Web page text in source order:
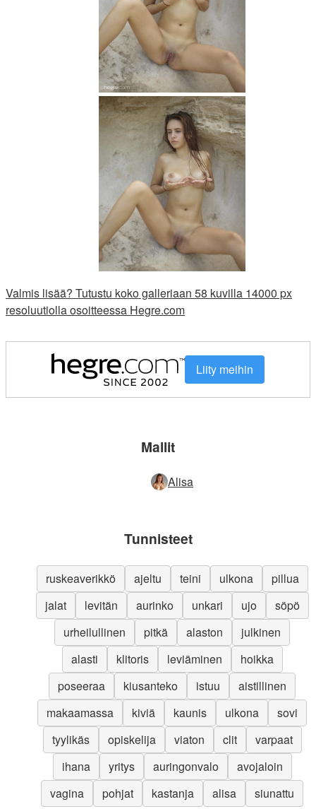
Valmis lisää? Tutustu koko galleriaan 58 kuvilla 14000 px
resoluutiolla osoitteessa Hegre.com
Liity meihin
Mallit
Alisa
Tunnisteet
ruskeaverikkö ajeltu teini ulkona
pillua
jalat
levitän aurinko unkari ujo
söpö
urheilullinen
pitkä alaston
julkinen
alasti
klitoris leviäminen
hoikka
poseeraa
kiusanteko istuu
aistillinen
makaamassa
kiviä kaunis ulkona
sovi
tyylikäs
opiskelija viaton clit
varpaat
ihana
yritys auringonvalo
avojaloin
vagina
pohjat kastanja alisa siunattu